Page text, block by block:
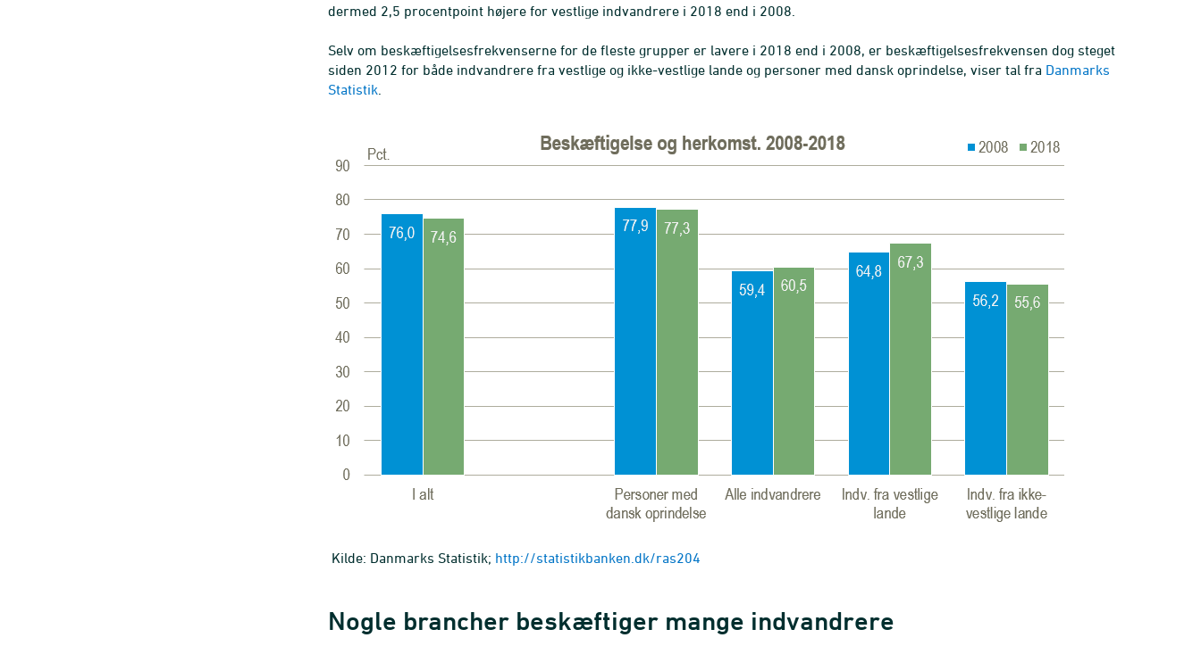
dermed 2,5 procentpoint højere for vestlige indvandrere i 2018 end i 2008.
Selv om beskæftigelsesfrekvenserne for de fleste grupper er lavere i 2018 end i 2008, er beskæftigelsesfrekvensen dog steget
siden 2012 for både indvandrere fra vestlige og ikke-vestlige lande og personer med dansk oprindelse, viser tal fra Danmarks
Statistik
Kilde: Danmarks Statistik; http://statistikbanken.dk/ras204
Nogle brancher beskæftiger mange indvandrere